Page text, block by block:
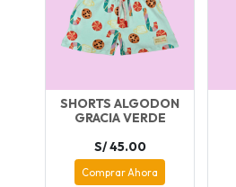
SHORTS ALGODON
GRACIA VERDE
S/ 45.00
Comprar Ahora